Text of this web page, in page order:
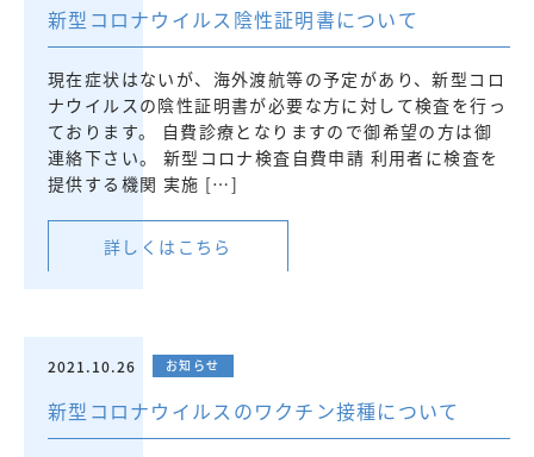
新型コロナウイルス陰性証明書について
現在症状はないが、海外渡航等の予定があり、新型コロ
ナウイルスの陰性証明書が必要な方に対して検査を行っ
ております。 自費診療となりますので御希望の方は御
連絡下さい。 新型コロナ検査自費申請 利用者に検査を
提供する機関 実施 […]
詳しくはこちら
2021.10.26 お知らせ
新型コロナウイルスのワクチン接種について